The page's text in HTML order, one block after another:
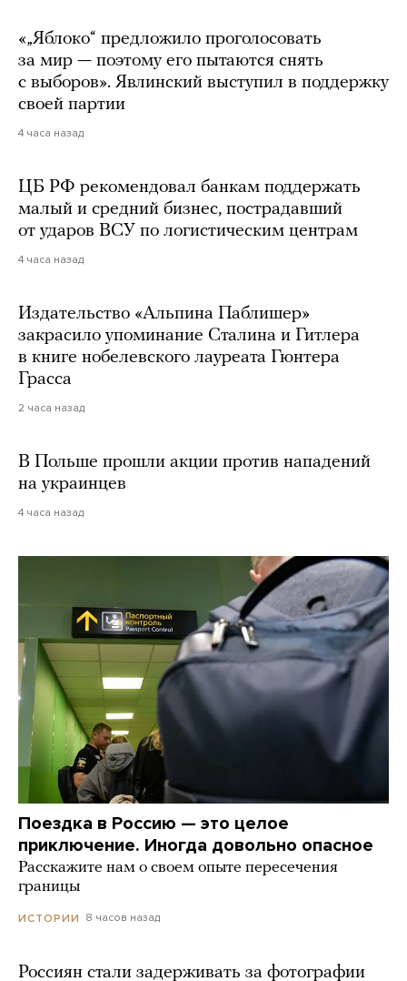
«„Яблоко“ предложило проголосовать
за мир — поэтому его пытаются снять
с выборов». Явлинский выступил в поддержку
своей партии
4 часа назад
ЦБ РФ рекомендовал банкам поддержать
малый и средний бизнес, пострадавший
от ударов ВСУ по логистическим центрам
4 часа назад
Издательство «Альпина Паблишер»
закрасило упоминание Сталина и Гитлера
в книге нобелевского лауреата Гюнтера
Грасса
2 часа назад
В Польше прошли акции против нападений
на украинцев
4 часа назад
Поездка в Россию — это целое
приключение. Иногда довольно опасное
Расскажите нам о своем опыте пересечения
границы
ИСТОРИИ 8 часов назад
Россиян стали задерживать за фотографии